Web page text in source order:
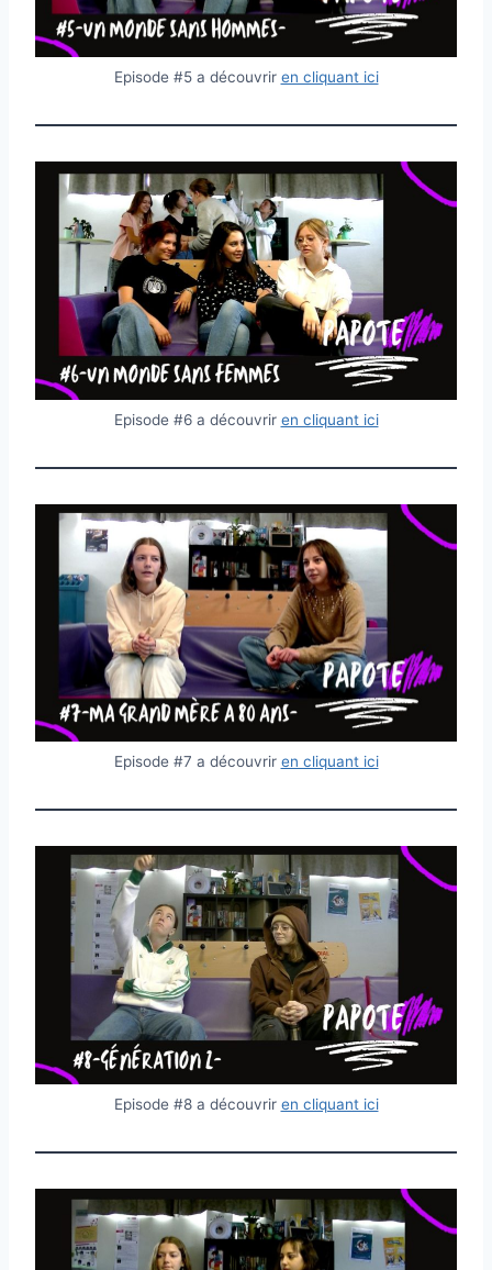
Episode #5 a découvrir en cliquant ici
Episode #6 a découvrir en cliquant ici
Episode #7 a découvrir en cliquant ici
Episode #8 a découvrir en cliquant ici